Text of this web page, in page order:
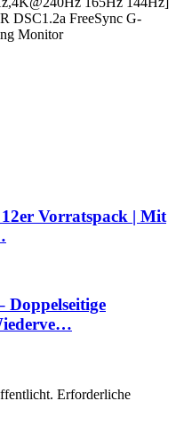
DSC1.2a FreeSync G-
Monitor
Vorratspack | Mit
Doppelseitige
Erforderliche